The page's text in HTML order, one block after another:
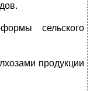
сельского
продукции